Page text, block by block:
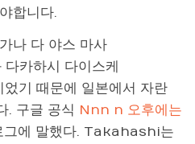
합니다.
나 다 야스 마사
카하시 다이스케
기 때문에 일본에서 자란
. 구글 공식 Nnn n 오후에는
그에 말했다. Takahashi는